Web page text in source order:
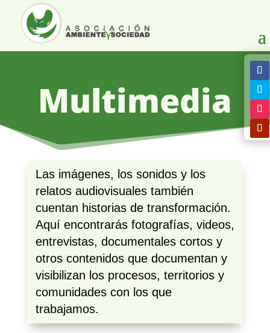
Multimedia
Las imágenes, los sonidos y los
relatos audiovisuales también
cuentan historias de transformación.
Aquí encontrarás fotografías, videos,
entrevistas, documentales cortos y
otros contenidos que documentan y
visibilizan los procesos, territorios y
comunidades con los que
trabajamos.